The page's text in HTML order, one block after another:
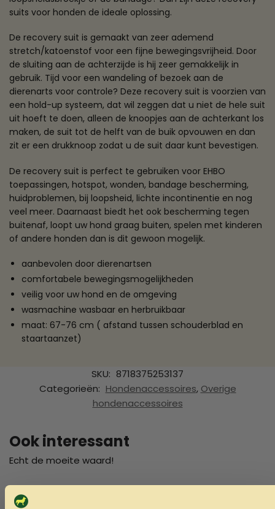
suits voor honden de ideale oplossing.
De recovery suit is gemaakt van zeer ademend
stretch/katoenstof voor een fijne bewegingsvrijheid. Door
de sluiting aan de achterzijde is hij zeer gemakkelijk in
gebruik. Tijd voor een wandeling of bezoek aan de
dierenarts voor controle? Deze recovery suit is voorzien van
een hold-up systeem, dat wil zeggen dat u niet de hele suit
uit hoeft te doen, alleen de knoopjes aan de achterkant los
maken, de suit tot de helft van de buik opvouwen en dan
zit er een drukknoop zodat u de suit daar kunt bevestigen.
De recovery suit is perfect te gebruiken voor EHBO
toepassingen, hotspot, wonden, bandage bescherming,
huidproblemen, bij loopsheid, lichte incontinentie en nog
veel meer. Daarnaast biedt het ook bescherming tegen
buitenaf, loopt uw hond graag buiten, spelen met kinderen
of andere honden dan is dit gewoon mogelijk.
aanbevolen door dierenartsen
comfortabele bewegingsmogelijkheden
veilig voor uw hond en de omgeving
wasmachine wasbaar en herbruikbaar
maat: 67-76 cm ( afstand tussen schouderblad en
staartaanzet)
SKU: 8718375253137
Categorieën: Hondenaccessoires, Overige
hondenaccessoires
Ook interessant
Echt de moeite waard!